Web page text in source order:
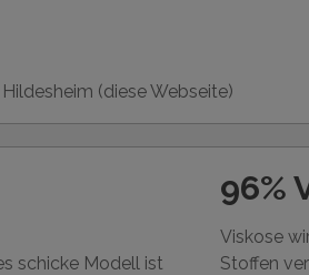
(diese Webseite)
schicke Modell ist
96%
Viskose
Stoffen